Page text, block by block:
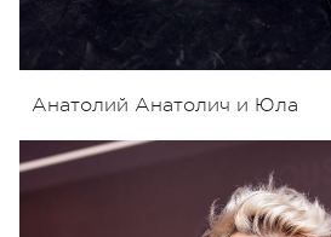
Анатолий Анатолич и Юла